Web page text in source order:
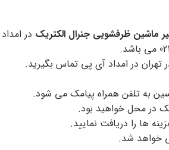
ماشین ظرفشویی جنرال الکتریک در امداد
تهران در امداد آی پی تماس بگیرید.
به تلفن همراه پیامک می شود.
در محل خواهید بود.
ها را دریافت نمایید.
خواهد شد.